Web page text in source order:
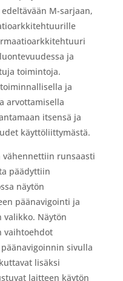
M-sarjaan,
ja
toimintoja.
ja
arvottamisella
itsensä ja
käyttöliittymästä.
runsaasti
päädyttiin
näytön
päänavigointi ja
valikko. Näytön
vaihtoehdot
sivulla
lisäksi
laitteen käytön